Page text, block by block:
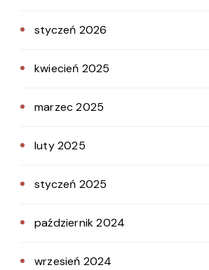
styczeń 2026
kwiecień 2025
marzec 2025
luty 2025
styczeń 2025
październik 2024
wrzesień 2024